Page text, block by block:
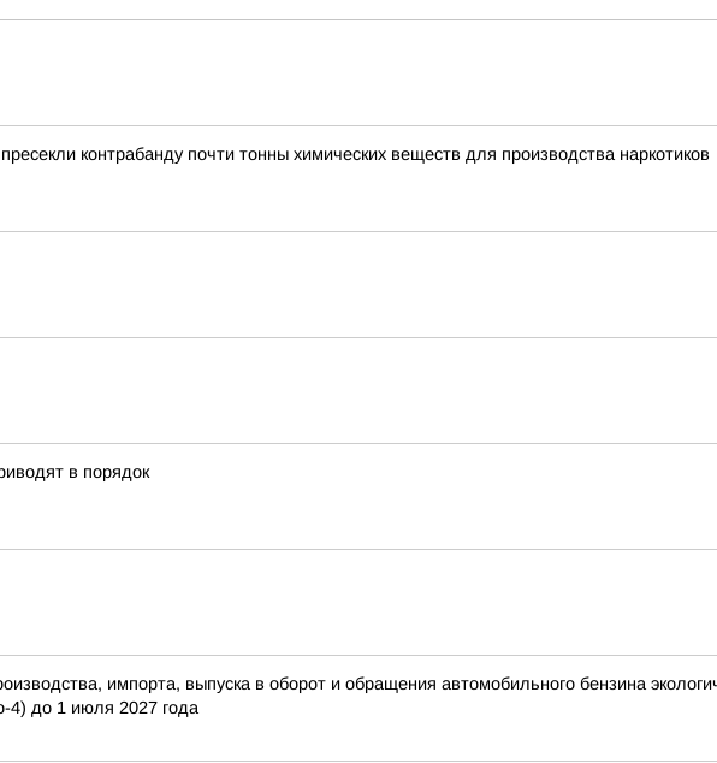
контрабанду почти тонны химических веществ для производства наркотиков
в порядок
импорта, выпуска в оборот и обращения автомобильного бензина
4) до 1 июля 2027 года